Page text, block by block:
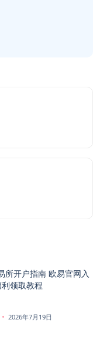
所开户指南 欧易官网入
领取教程
2026年7月19日